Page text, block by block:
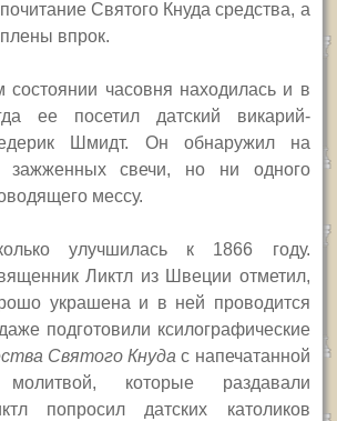
Святого Кнуда средства, а
впрок.
часовня находилась и в
ее посетил датский викарий-
Шмидт. Он обнаружил на
зажженных свечи, но ни одного
мессу.
улучшилась к 1866 году.
Ликтл из Швеции отметил,
украшена и в ней проводится
подготовили ксилографические
Святого Кнуда с напечатанной
которые раздавали
попросил датских католиков